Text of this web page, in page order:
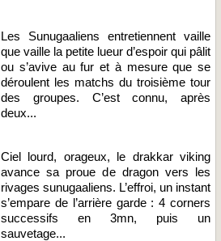
Les Sunugaaliens entretiennent vaille
que vaille la petite lueur d’espoir qui pâlit
ou s’avive au fur et à mesure que se
déroulent les matchs du troisième tour
des groupes. C’est connu, après
deux...
Ciel lourd, orageux, le drakkar viking
avance sa proue de dragon vers les
rivages sunugaaliens. L’effroi, un instant
s’empare de l’arrière garde : 4 corners
successifs en 3mn, puis un
sauvetage...